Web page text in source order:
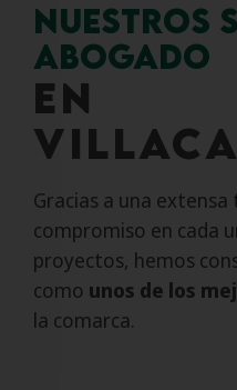
NUESTROS
ABOGADO
EN
Gracias a una
compromiso en cada
proyectos, hemos
como unos de los
la comarca.